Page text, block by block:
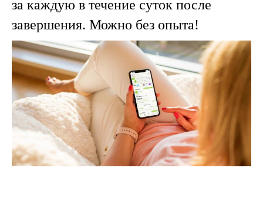
за каждую в течение суток после
завершения. Можно без опыта!